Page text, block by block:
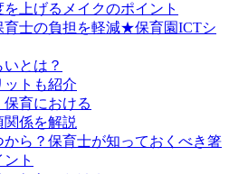
上げるメイクのポイント
育士の負担を軽減★保育園ICTシ
とは？
ットも紹介
保育における
関係を解説
ら？保育士が知っておくべき箸
ト